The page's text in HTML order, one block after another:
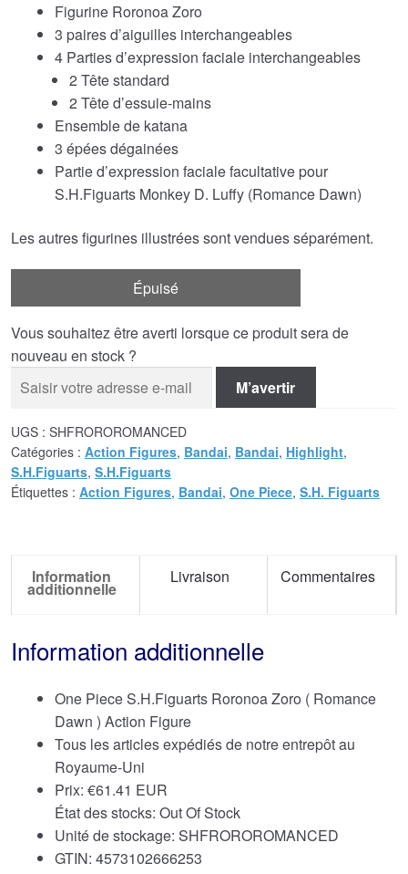
Figurine Roronoa Zoro
3 paires d’aiguilles interchangeables
4 Parties d’expression faciale interchangeables
2 Tête standard
2 Tête d’essuie-mains
Ensemble de katana
3 épées dégainées
Partie d’expression faciale facultative pour
S.H.Figuarts Monkey D. Luffy (Romance Dawn)
Les autres figurines illustrées sont vendues séparément.
Épuisé
Vous souhaitez être averti lorsque ce produit sera de
nouveau en stock ?
M’avertir
UGS : SHFROROROMANCED
Catégories : Action Figures, Bandai, Bandai, Highlight,
S.H.Figuarts, S.H.Figuarts
Étiquettes : Action Figures, Bandai, One Piece, S.H. Figuarts
Information
additionnelle
Livraison Commentaires
Information additionnelle
One Piece S.H.Figuarts Roronoa Zoro ( Romance
Dawn ) Action Figure
Tous les articles expédiés de notre entrepôt au
Royaume-Uni
Prix: €61.41 EUR
État des stocks: Out Of Stock
Unité de stockage: SHFROROROMANCED
GTIN: 4573102666253